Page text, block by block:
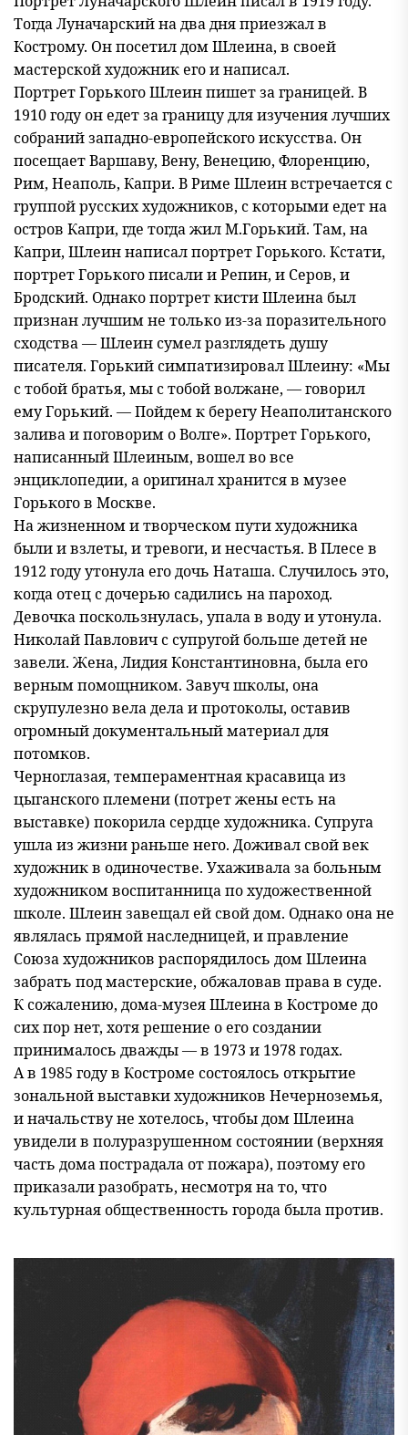
Тогда Луначарский на два дня приезжал в
Кострому. Он посетил дом Шлеина, в своей
мастерской художник его и написал.
Портрет Горького Шлеин пишет за границей. В
1910 году он едет за границу для изучения лучших
собраний западно-европейского искусства. Он
посещает Варшаву, Вену, Венецию, Флоренцию,
Рим, Неаполь, Капри. В Риме Шлеин встречается с
группой русских художников, с которыми едет на
остров Капри, где тогда жил М.Горький. Там, на
Капри, Шлеин написал портрет Горького. Кстати,
портрет Горького писали и Репин, и Серов, и
Бродский. Однако портрет кисти Шлеина был
признан лучшим не только из-за поразительного
сходства — Шлеин сумел разглядеть душу
писателя. Горький симпатизировал Шлеину: «Мы
с тобой братья, мы с тобой волжане, — говорил
ему Горький. — Пойдем к берегу Неаполитанского
залива и поговорим о Волге». Портрет Горького,
написанный Шлеиным, вошел во все
энциклопедии, а оригинал хранится в музее
Горького в Москве.
На жизненном и творческом пути художника
были и взлеты, и тревоги, и несчастья. В Плесе в
1912 году утонула его дочь Наташа. Случилось это,
когда отец с дочерью садились на пароход.
Девочка поскользнулась, упала в воду и утонула.
Николай Павлович с супругой больше детей не
завели. Жена, Лидия Константиновна, была его
верным помощником. Завуч школы, она
скрупулезно вела дела и протоколы, оставив
огромный документальный материал для
потомков.
Черноглазая, темпераментная красавица из
цыганского племени (потрет жены есть на
выставке) покорила сердце художника. Супруга
ушла из жизни раньше него. Доживал свой век
художник в одиночестве. Ухаживала за больным
художником воспитанница по художественной
школе. Шлеин завещал ей свой дом. Однако она не
являлась прямой наследницей, и правление
Союза художников распорядилось дом Шлеина
забрать под мастерские, обжаловав права в суде.
К сожалению, дома-музея Шлеина в Костроме до
сих пор нет, хотя решение о его создании
принималось дважды — в 1973 и 1978 годах.
А в 1985 году в Костроме состоялось открытие
зональной выставки художников Нечерноземья,
и начальству не хотелось, чтобы дом Шлеина
увидели в полуразрушенном состоянии (верхняя
часть дома пострадала от пожара), поэтому его
приказали разобрать, несмотря на то, что
культурная общественность города была против.